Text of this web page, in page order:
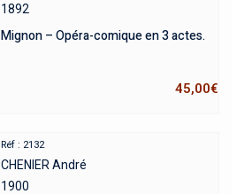
1892
Mignon – Opéra-comique en 3 actes.
45,00€
Réf : 2132
CHENIER André
1900